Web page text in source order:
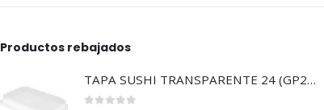
Productos rebajados
TAPA SUSHI TRANSPARENTE 24 (GP22075)